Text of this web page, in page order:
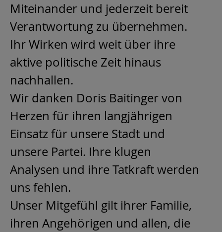
Miteinander und jederzeit bereit
Verantwortung zu übernehmen.
Ihr Wirken wird weit über ihre
aktive politische Zeit hinaus
nachhallen.
Wir danken Doris Baitinger von
Herzen für ihren langjährigen
Einsatz für unsere Stadt und
unsere Partei. Ihre klugen
Analysen und ihre Tatkraft werden
uns fehlen.
Unser Mitgefühl gilt ihrer Familie,
ihren Angehörigen und allen, die